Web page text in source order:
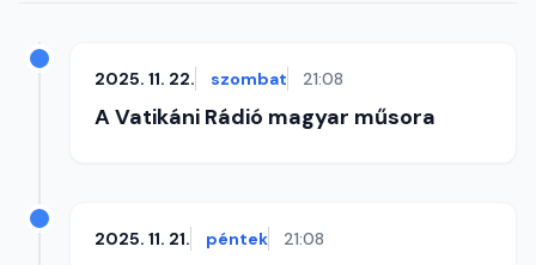
2025. 11. 22. szombat 21:08
A Vatikáni Rádió magyar műsora
2025. 11. 21. péntek 21:08